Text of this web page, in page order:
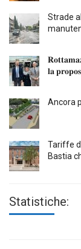
Strade
𝐥𝐚
Ancora
Tariffe
Bastia
Statistiche: